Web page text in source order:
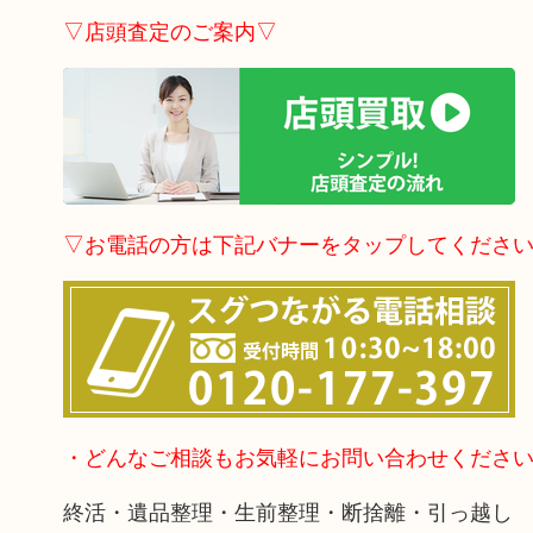
▽店頭査定のご案内▽
▽お電話の方は下記バナーをタップしてくださ
・どんなご相談もお気軽にお問い合わせください
終活・遺品整理・生前整理・断捨離・引っ越し